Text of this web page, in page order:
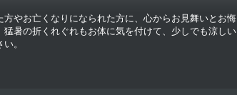
方やお亡くなりになられた方に、心からお見舞いとお悔
猛暑の折くれぐれもお体に気を付けて、少しでも涼しい
。